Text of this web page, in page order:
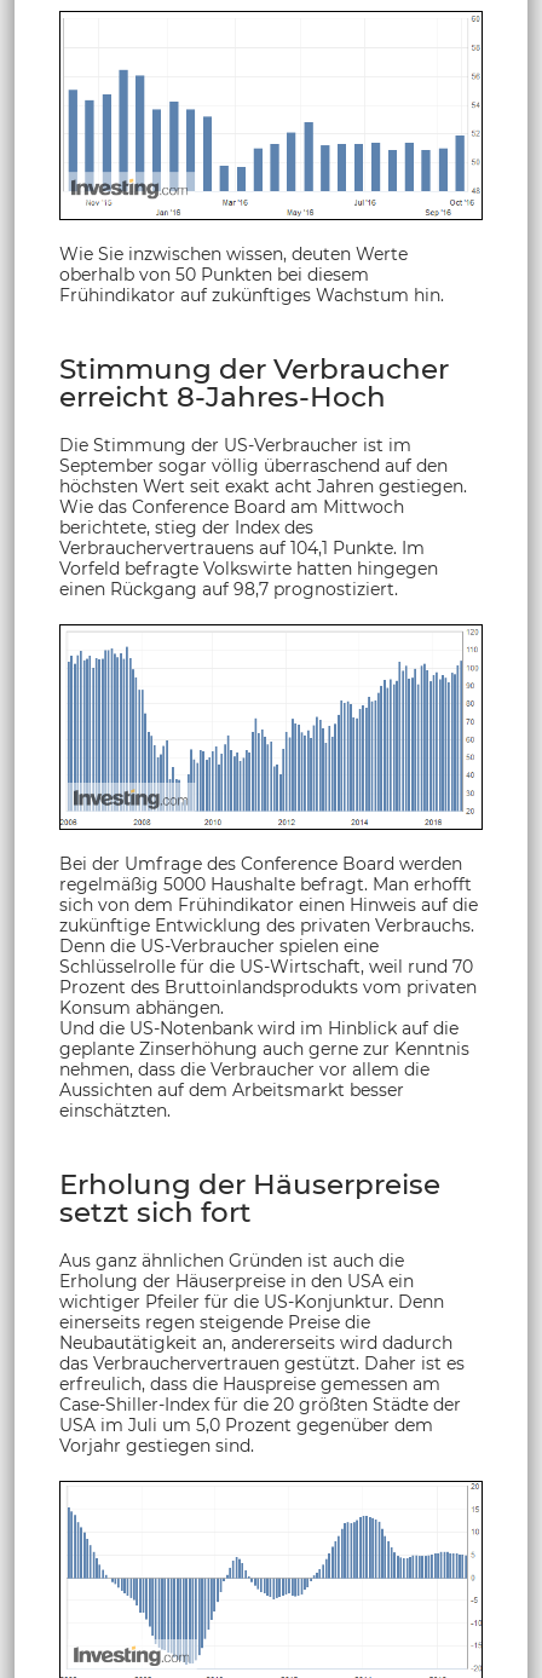
Wie Sie inzwischen wissen, deuten Werte
oberhalb von 50 Punkten bei diesem
Frühindikator auf zukünftiges Wachstum hin.
Stimmung der Verbraucher
erreicht 8-Jahres-Hoch
Die Stimmung der US-Verbraucher ist im
September sogar völlig überraschend auf den
höchsten Wert seit exakt acht Jahren gestiegen.
Wie das Conference Board am Mittwoch
berichtete, stieg der Index des
Verbrauchervertrauens auf 104,1 Punkte. Im
Vorfeld befragte Volkswirte hatten hingegen
einen Rückgang auf 98,7 prognostiziert.
Bei der Umfrage des Conference Board werden
regelmäßig 5000 Haushalte befragt. Man erhofft
sich von dem Frühindikator einen Hinweis auf die
zukünftige Entwicklung des privaten Verbrauchs.
Denn die US-Verbraucher spielen eine
Schlüsselrolle für die US-Wirtschaft, weil rund 70
Prozent des Bruttoinlandsprodukts vom privaten
Konsum abhängen.
Und die US-Notenbank wird im Hinblick auf die
geplante Zinserhöhung auch gerne zur Kenntnis
nehmen, dass die Verbraucher vor allem die
Aussichten auf dem Arbeitsmarkt besser
einschätzten.
Erholung der Häuserpreise
setzt sich fort
Aus ganz ähnlichen Gründen ist auch die
Erholung der Häuserpreise in den USA ein
wichtiger Pfeiler für die US-Konjunktur. Denn
einerseits regen steigende Preise die
Neubautätigkeit an, andererseits wird dadurch
das Verbrauchervertrauen gestützt. Daher ist es
erfreulich, dass die Hauspreise gemessen am
Case-Shiller-Index für die 20 größten Städte der
USA im Juli um 5,0 Prozent gegenüber dem
Vorjahr gestiegen sind.